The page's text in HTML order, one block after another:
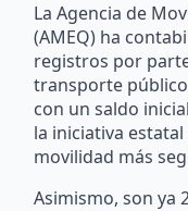
La Agencia de
(AMEQ) ha
registros por
transporte
con un saldo
la iniciativa
movilidad más
Asimismo, son ya